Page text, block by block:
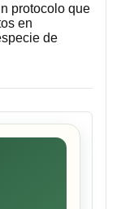
protocolo que
en
de